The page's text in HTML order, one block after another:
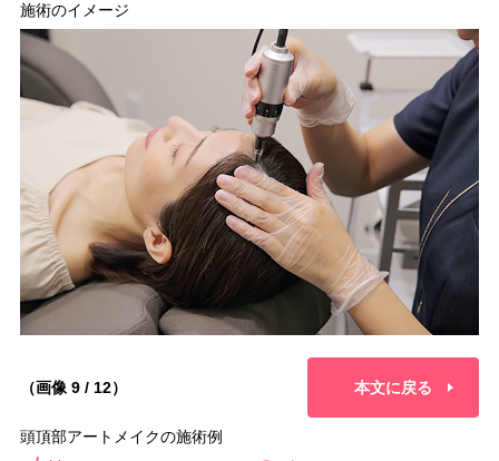
施術のイメージ
（画像 9 / 12） 本文に戻る
頭頂部アートメイクの施術例